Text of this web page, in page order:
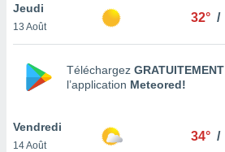
le
ainsi
un
la
du
Jeudi
13 Août
32° /
Téléchargez GRATUITEMENT
l’application Meteored!
Vendredi
14 Août
34° /